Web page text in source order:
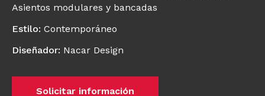
Asientos modulares y bancadas
Estilo: Contemporáneo
Diseñador: Nacar Design
Solicitar información